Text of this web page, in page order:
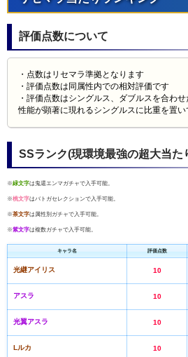
評価点数について
・点数はリセマラ準拠となります
・評価点数は同属性内での相対評価です
・評価点数はシングルス、ダブルスを合わ
性能が顕著に現れるシングルスに比重を置い
SSランク(現環境最強の超大当た
※緑文字は鬼還エンマガチャで入手可能。
※桃文字はバトガセレクションで入手可能。
※茶文字は属性別ガチャで入手可能。
※紫文字は複数ガチャで入手可能。
キャラ名 評価点数
光継アイリス 10
アスラ 10
光翼アスラ 10
Lルカ 10